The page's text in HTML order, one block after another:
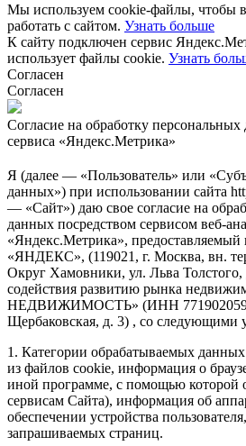
Мы используем cookie-файлы, чтобы
работать с сайтом. Узнать больше
К сайту подключен сервис
использует файлы cookie. Узнать
Согласен
Согласен
Согласие на обработку
сервиса «Яндекс.Метрика»
Я (далее — «Пользователь» или
данных») при использовании сайта
— «Сайт») даю свое согласие на
данных посредством сервисом веб-
«Яндекс.Метрика»,
«ЯНДЕКС», (119021, г. Москва, вн.
Округ Хамовники, ул. Льва
содействия развитию рынка
НЕДВИЖИМОСТЬ» (ИНН 7719020591,
Щербаковская, д. 3) , со следующими
1. Категории обрабатываемых
из файлов cookie, информация о
иной программе, с помощью которой
сервисам Сайта), информация об
обеспечении устройства
запрашиваемых страниц.